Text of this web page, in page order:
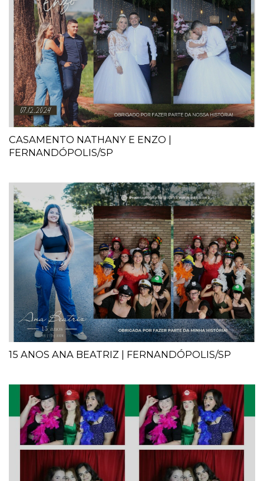
CASAMENTO NATHANY E ENZO |
FERNANDÓPOLIS/SP
15 ANOS ANA BEATRIZ | FERNANDÓPOLIS/SP